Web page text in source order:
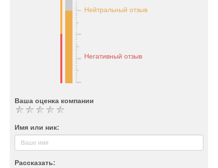
Нейтральный отзыв
Негативный отзыв
Ваша оценка компании
Имя или ник:
Рассказать: